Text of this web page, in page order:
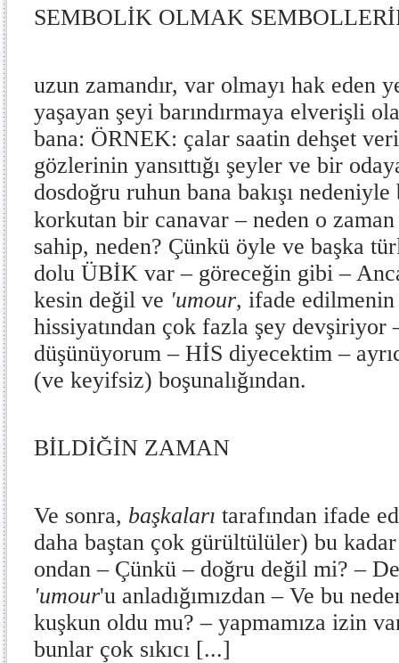
SEMBOLİK OLMAK
uzun zamandır, var olmayı hak eden
yaşayan şeyi barındırmaya elverişli
bana: ÖRNEK: çalar saatin dehşet
gözlerinin yansıttığı şeyler ve bir
dosdoğru ruhun bana bakışı
korkutan bir canavar – neden o
sahip, neden? Çünkü öyle ve başka
dolu ÜBİK var – göreceğin gibi –
kesin değil ve 'umour, ifade edilmenin
hissiyatından çok fazla şey devşiriyor
düşünüyorum – HİS diyecektim –
(ve keyifsiz) boşunalığından.
BİLDİĞİN ZAMAN
Ve sonra, başkaları tarafından ifade
daha baştan çok gürültülüler) bu kadar
ondan – Çünkü – doğru değil mi? –
'umour'u anladığımızdan – Ve bu
kuşkun oldu mu? – yapmamıza izin
bunlar çok sıkıcı [...]